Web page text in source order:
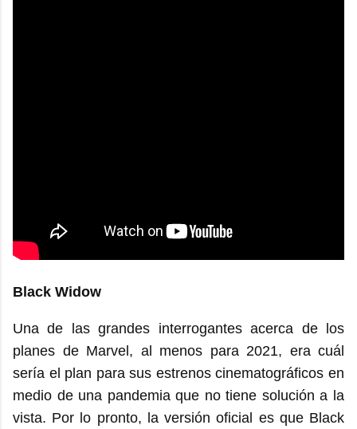
Black Widow
Una de las grandes interrogantes acerca de los
planes de Marvel, al menos para 2021, era cuál
sería el plan para sus estrenos cinematográficos en
medio de una pandemia que no tiene solución a la
vista. Por lo pronto, la versión oficial es que Black